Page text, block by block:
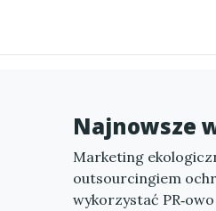
Najnowsze
Marketing
outsourcingiem
wykorzystać PR‑owo